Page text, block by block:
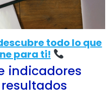
todo lo que
para ti!
indicadores